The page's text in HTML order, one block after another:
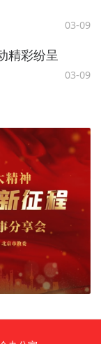
03-09
精彩纷呈
03-09